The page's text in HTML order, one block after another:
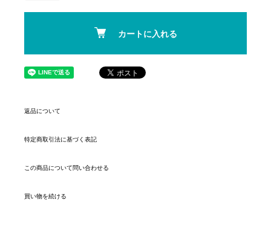
カートに入れる
返品について
特定商取引法に基づく表記
この商品について問い合わせる
買い物を続ける